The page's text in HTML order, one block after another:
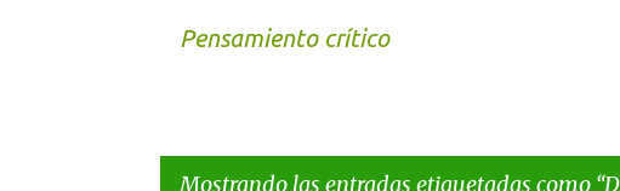
Pensamiento crítico
Mostrando las entradas etiquetadas como